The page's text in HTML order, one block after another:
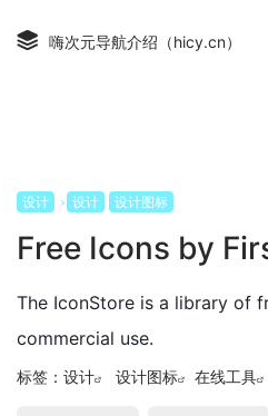
嗨次元导航介绍（hicy.cn）
设计 设计 设计图标
Free Icons by
The IconStore is a library of
commercial use.
标签： 设计 设计图标 在线工具